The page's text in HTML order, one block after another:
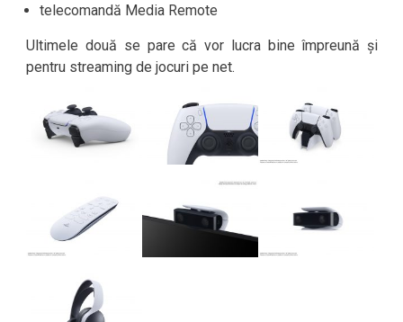
telecomandă Media Remote
Ultimele două se pare că vor lucra bine împreună și
pentru streaming de jocuri pe net.